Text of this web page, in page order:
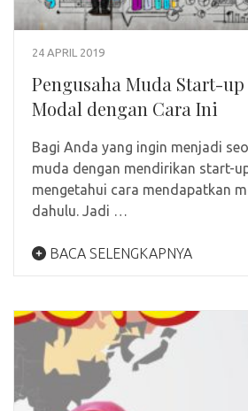
24 APRIL 2019
Pengusaha Muda Start-
Modal dengan Cara Ini
Bagi Anda yang ingin menjadi
muda dengan mendirikan start-
mengetahui cara mendapatkan
dahulu. Jadi …
BACA SELENGKAPNYA